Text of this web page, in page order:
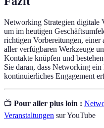
Networking Strategien digitale
um im heutigen
richtigen Vorbereitungen,
aller verfügbaren Werkzeuge
Kontakte knüpfen und
Sie daran, dass Networking
kontinuierliches Engagement
📺 Pour aller plus loin :
Veranstaltungen sur YouTube